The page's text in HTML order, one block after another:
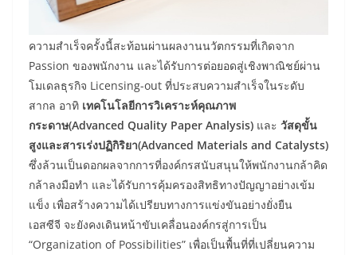
ความสำเร็จครั้งนี้สะท้อนผ่านผลงานนวัตกรรมที่เกิดจาก
Passion ของพนักงาน และได้รับการต่อยอดสู่เชิงพาณิชย์ผ่าน
โมเดลธุรกิจ Licensing-out ที่ประสบความสำเร็จในระดับ
สากล อาทิ เทคโนโลยีการวิเคราะห์คุณภาพ
กระดาษ(Advanced Quality Paper Analysis) และ วัสดุขั้น
สูงและสารเร่งปฏิกิริยา(Advanced Materials and Catalysts)
ซึ่งล้วนเป็นดอกผลจากการที่องค์กรสนับสนุนให้พนักงานกล้าคิด
กล้าลงมือทำ และได้รับการคุ้มครองสิทธิทางปัญญาอย่างเข้ม
แข็ง เพื่อสร้างความได้เปรียบทางการแข่งขันอย่างยั่งยืน
เอสซีจี จะยังคงเดินหน้าขับเคลื่อนองค์กรสู่การเป็น
“Organization of Possibilities” เพื่อเป็นพื้นที่ที่เปลี่ยนความ